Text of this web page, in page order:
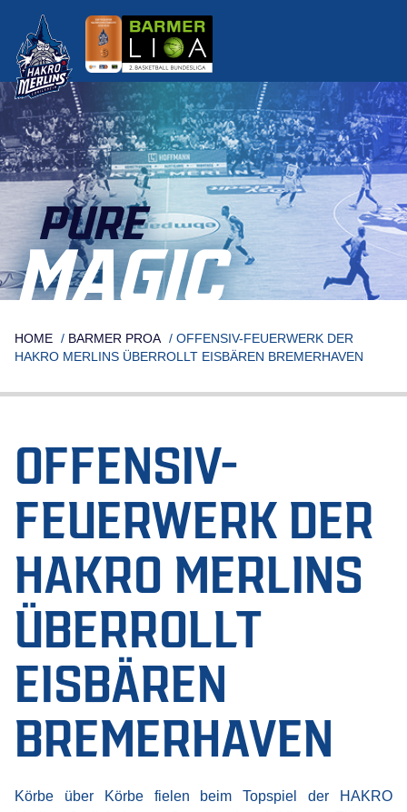
content
PURE
MAGIC
HOME / BARMER PROA / OFFENSIV-FEUERWERK DER
HAKRO MERLINS ÜBERROLLT EISBÄREN BREMERHAVEN
OFFENSIV-
FEUERWERK DER
HAKRO MERLINS
ÜBERROLLT
EISBÄREN
BREMERHAVEN
Körbe über Körbe fielen beim Topspiel der HAKRO